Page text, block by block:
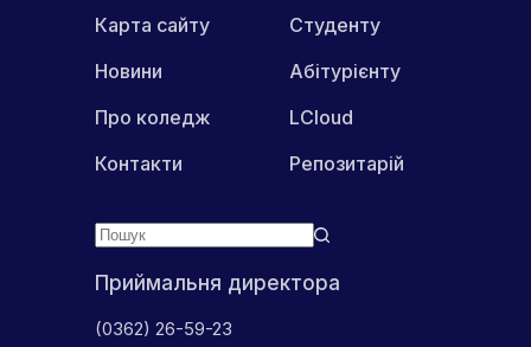
Приймальня директора
(0362) 26-59-23
Карта сайту
Новини
Про коледж
Контакти
Студенту
Абітурієнту
LCloud
Репозитарій